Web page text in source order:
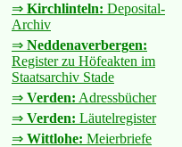
⇒ Kirchlinteln: Deposital-
Archiv
⇒ Neddenaverbergen:
Register zu Höfeakten im
Staatsarchiv Stade
⇒ Verden: Adressbücher
⇒ Verden: Läutelregister
⇒ Wittlohe: Meierbriefe